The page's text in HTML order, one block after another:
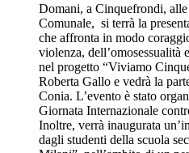
Domani, a Cinquefrondi,
Comunale, si terrà la
che affronta in modo
violenza, dell’omosessualità
nel progetto “Viviamo
Roberta Gallo e vedrà la
Conia. L’evento è stato
Giornata Internazionale
Inoltre, verrà inaugurata
dagli studenti della scuola